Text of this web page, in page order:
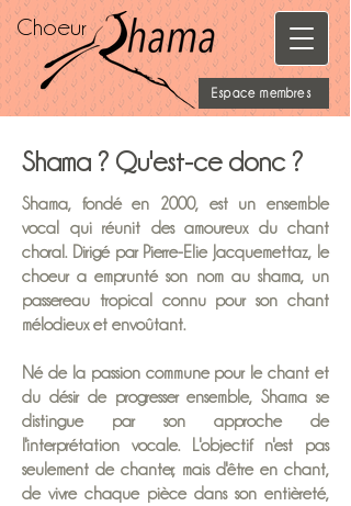
Espace membres
Choeur
Shama ? Qu'est-ce donc ?
Shama, fondé en 2000, est un ensemble
vocal qui réunit des amoureux du chant
choral. Dirigé par Pierre-Elie Jacquemettaz, le
choeur a emprunté son nom au shama, un
passereau tropical connu pour son chant
mélodieux et envoûtant.
Né de la passion commune pour le chant et
du désir de progresser ensemble, Shama se
distingue par son approche de
l'interprétation vocale. L'objectif n'est pas
seulement de chanter, mais d'être en chant,
de vivre chaque pièce dans son entièreté,